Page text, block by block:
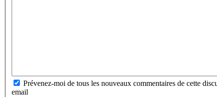
Prévenez-moi de tous les nouveaux commentaires de cette
email